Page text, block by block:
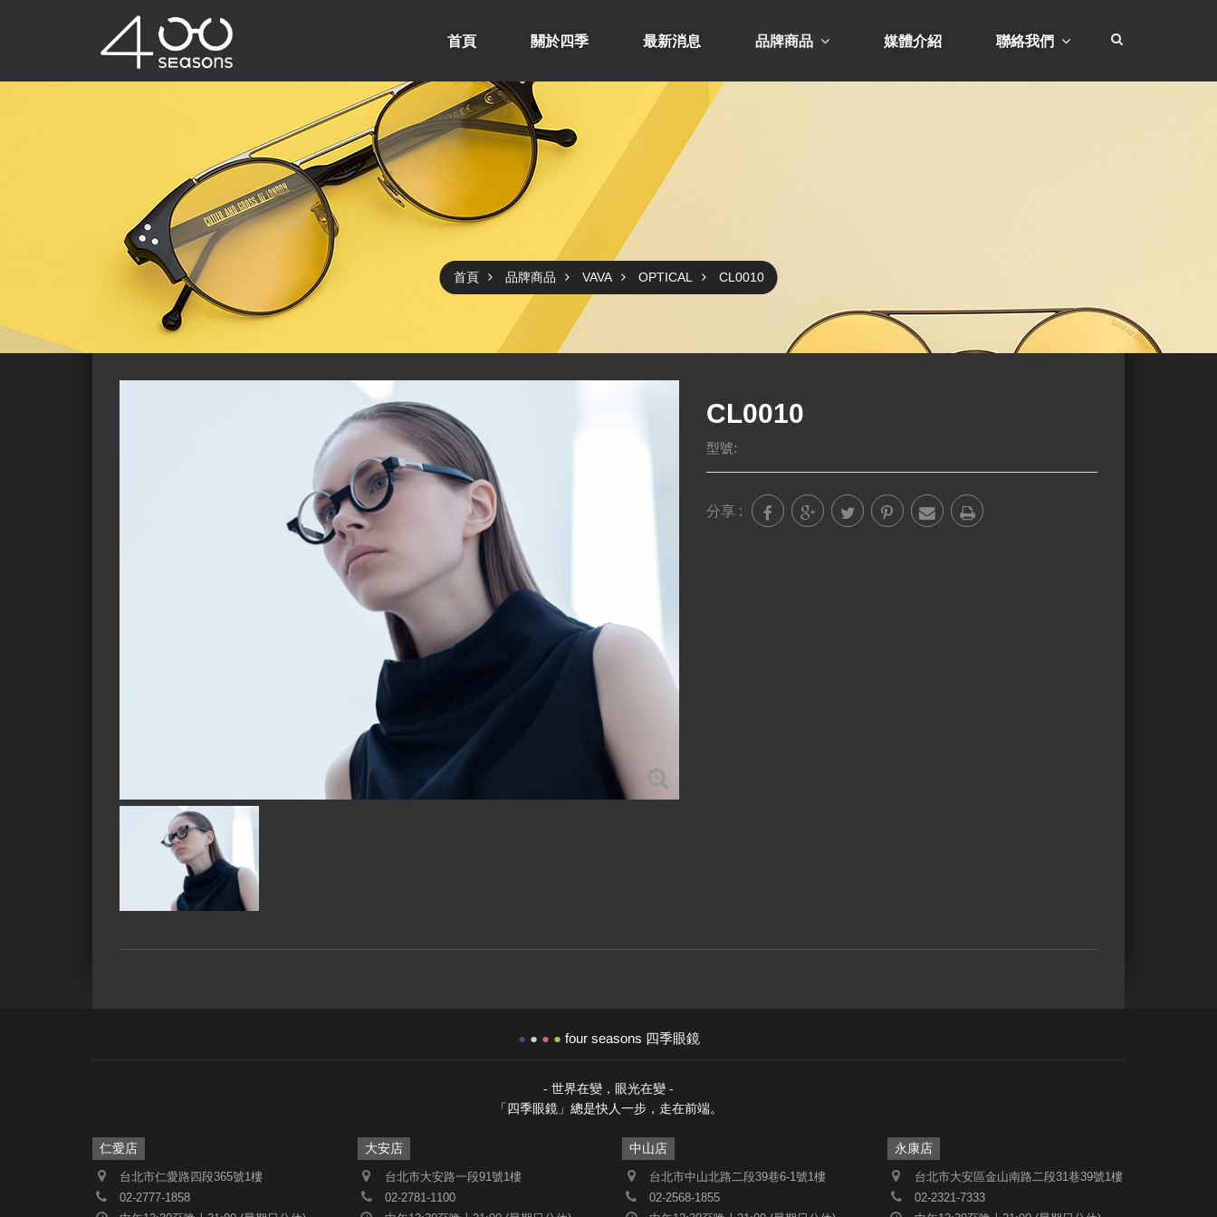
首頁 關於四季 最新消息 品牌商品 媒體介紹 聯絡我們
首頁 品牌商品 VAVA OPTICAL CL0010
型號:
分享 :
● ● ● ● four seasons 四季眼鏡
- 世界在變，眼光在變 -
「四季眼鏡」總是快人一步，走在前端。
仁愛店
台北市仁愛路四段365號1樓
02-2777-1858
大安店
台北市大安路一段91號1樓
02-2781-1100
中山店
台北市中山北路二段39巷6-1號1樓
02-2568-1855
永康店
台北市大安區金山南路二段31巷39號1樓
02-2321-7333